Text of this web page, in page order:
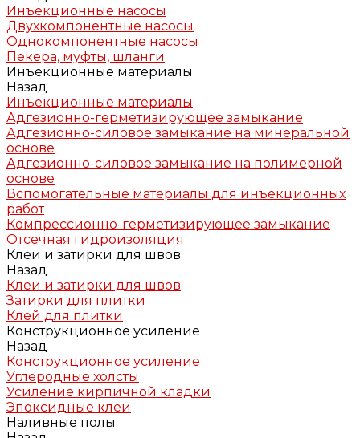
Инъекционные насосы
Двухкомпонентные насосы
Однокомпонентные насосы
Пекера, муфты, шланги
Инъекционные материалы
Назад
Инъекционные материалы
Адгезионно-герметизирующее замыкание
Адгезионно-силовое замыкание на минеральной
основе
Адгезионно-силовое замыкание на полимерной
основе
Вспомогательные материалы для инъекционных
работ
Компрессионно-герметизирующее замыкание
Отсечная гидроизоляция
Клеи и затирки для швов
Назад
Клеи и затирки для швов
Затирки для плитки
Клей для плитки
Конструкционное усиление
Назад
Конструкционное усиление
Углеродные холсты
Усиление кирпичной кладки
Эпоксидные клеи
Наливные полы